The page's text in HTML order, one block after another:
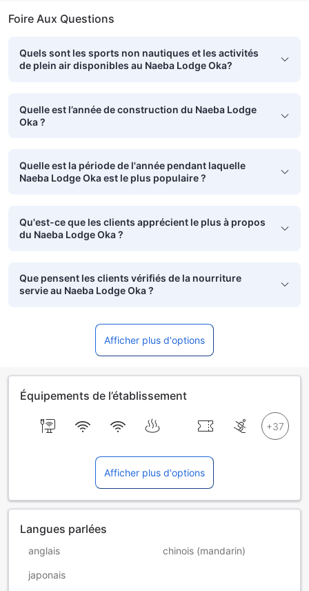
Foire Aux Questions
Quels sont les sports non nautiques et les activités
de plein air disponibles au Naeba Lodge Oka?
Quelle est l’année de construction du Naeba Lodge
Oka ?
Quelle est la période de l'année pendant laquelle
Naeba Lodge Oka est le plus populaire ?
Qu'est-ce que les clients apprécient le plus à propos
du Naeba Lodge Oka ?
Que pensent les clients vérifiés de la nourriture
servie au Naeba Lodge Oka ?
Afficher plus d'options
Équipements de l’établissement
Afficher plus d'options
Langues parlées
anglais chinois (mandarin)
japonais